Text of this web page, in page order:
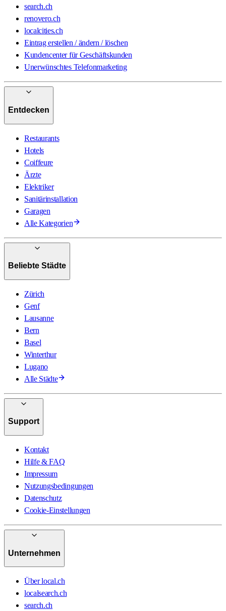
search.ch
renovero.ch
localcities.ch
Eintrag erstellen / ändern / löschen
Kundencenter für Geschäftskunden
Unerwünschtes Telefonmarketing
Entdecken
Restaurants
Hotels
Coiffeure
Ärzte
Elektriker
Sanitärinstallation
Garagen
Alle Kategorien
Beliebte Städte
Zürich
Genf
Lausanne
Bern
Basel
Winterthur
Lugano
Alle Städte
Support
Kontakt
Hilfe & FAQ
Impressum
Nutzungsbedingungen
Datenschutz
Cookie-Einstellungen
Unternehmen
Über local.ch
localsearch.ch
search.ch